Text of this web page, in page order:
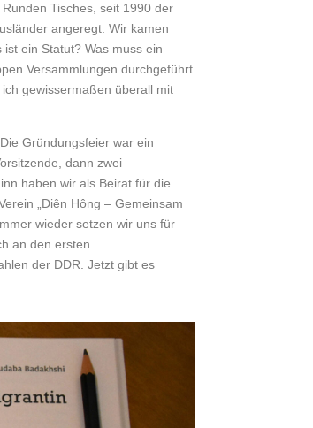
Tisches, seit 1990 der
angeregt. Wir kamen
ein Statut? Was muss ein
Versammlungen durchgeführt
gewissermaßen überall mit
Gründungsfeier war ein
dann zwei
haben wir als Beirat für die
„Diên Hông – Gemeinsam
wieder setzen wir uns für
an den ersten
der DDR. Jetzt gibt es